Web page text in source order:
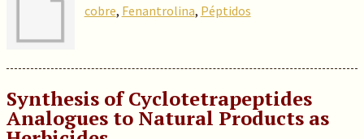
cobre, Fenantrolina, Péptidos
Synthesis of Cyclotetrapeptides
Analogues to Natural Products as